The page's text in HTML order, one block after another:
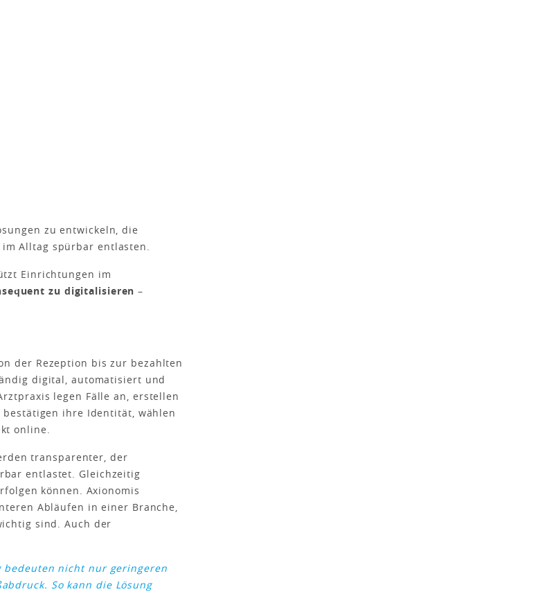
zu entwickeln, die
Alltag spürbar entlasten.
Einrichtungen im
zu digitalisieren –
der Rezeption bis zur bezahlten
digital, automatisiert und
legen Fälle an, erstellen
ihre Identität, wählen
online.
transparenter, der
entlastet. Gleichzeitig
können. Axionomis
Abläufen in einer Branche,
sind. Auch der
bedeuten nicht nur geringeren
So kann die Lösung